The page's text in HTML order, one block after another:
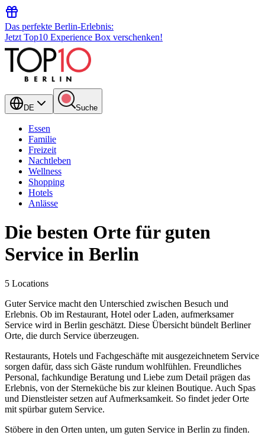
Das perfekte Berlin-Erlebnis:
Jetzt Top10 Experience Box verschenken!
DE Suche
Essen
Familie
Freizeit
Nachtleben
Wellness
Shopping
Hotels
Anlässe
Die besten Orte für guten
Service in Berlin
5 Locations
Guter Service macht den Unterschied zwischen Besuch und
Erlebnis. Ob im Restaurant, Hotel oder Laden, aufmerksamer
Service wird in Berlin geschätzt. Diese Übersicht bündelt Berliner
Orte, die durch Service überzeugen.
Restaurants, Hotels und Fachgeschäfte mit ausgezeichnetem Service
sorgen dafür, dass sich Gäste rundum wohlfühlen. Freundliches
Personal, fachkundige Beratung und Liebe zum Detail prägen das
Erlebnis, von der Sterneküche bis zur kleinen Boutique. Auch Spas
und Dienstleister setzen auf Aufmerksamkeit. So findet jeder Orte
mit spürbar gutem Service.
Stöbere in den Orten unten, um guten Service in Berlin zu finden.